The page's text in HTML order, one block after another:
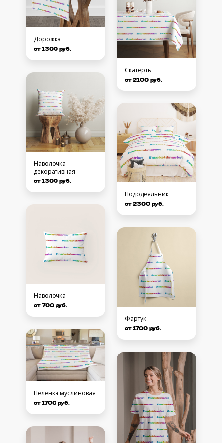
Дорожка
от 1300 руб.
Наволочка
декоративная
от 1300 руб.
Наволочка
от 700 руб.
Пеленка муслиновая
от 1700 руб.
Скатерть
от 2100 руб.
Пододеяльник
от 2300 руб.
Фартук
от 1700 руб.